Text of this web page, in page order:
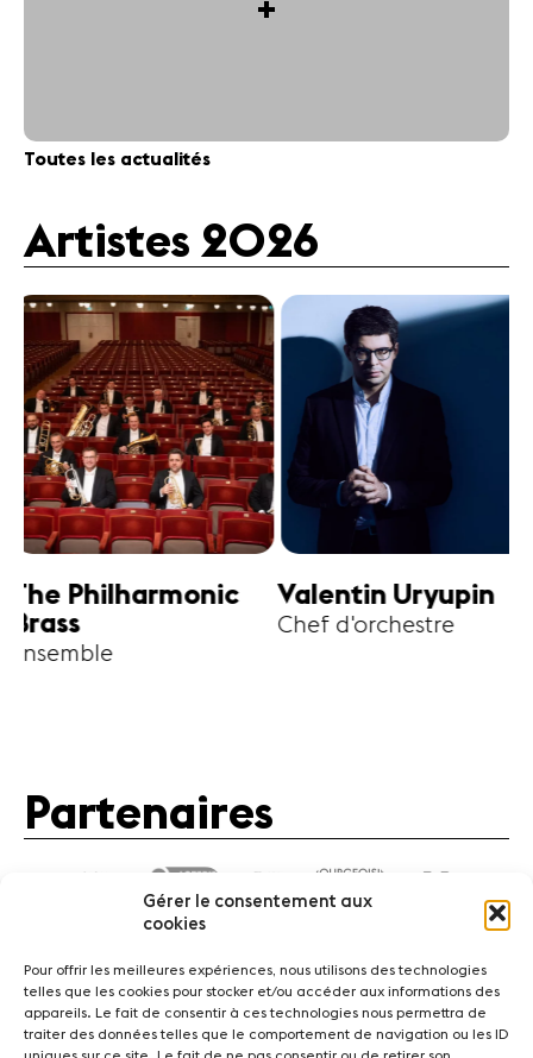
Gérer le consentement aux
cookies
Pour offrir les meilleures expériences, nous utilisons des technologies
telles que les cookies pour stocker et/ou accéder aux informations des
appareils. Le fait de consentir à ces technologies nous permettra de
traiter des données telles que le comportement de navigation ou les ID
+
Toutes les actualités
Artistes 2026
Valentin Uryupin
Chef d'orchestre
Amihai
Alto
Partenaires
ActualitésConcerts Bénévoles Médiation